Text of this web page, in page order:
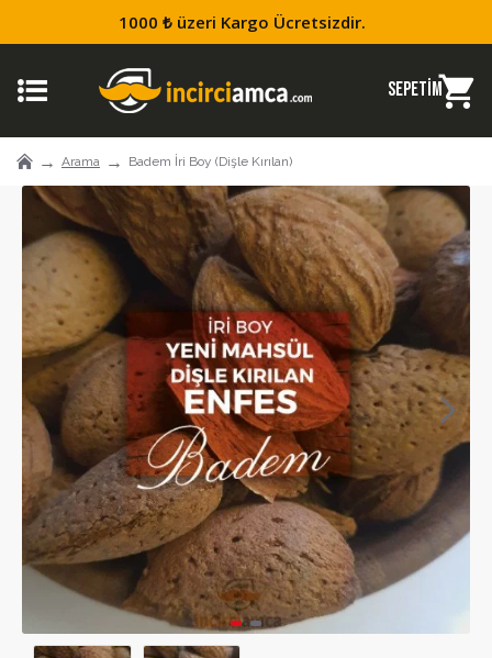
1000 ₺ üzeri Kargo Ücretsizdir.
Arama Badem İri Boy (Dişle Kırılan)